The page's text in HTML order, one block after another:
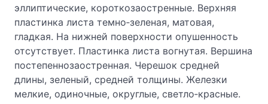
эллиптические, короткозаостренные. Верхняя
пластинка листа темно‑зеленая, матовая,
гладкая. На нижней поверхности опушенность
отсутствует. Пластинка листа вогнутая. Вершина
постепеннозаостренная. Черешок средней
длины, зеленый, средней толщины. Железки
мелкие, одиночные, округлые, светло‑красные.